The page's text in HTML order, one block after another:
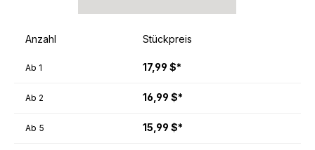
Anzahl Stückpreis
Ab 1 17,99 $*
Ab 2 16,99 $*
Ab 5 15,99 $*